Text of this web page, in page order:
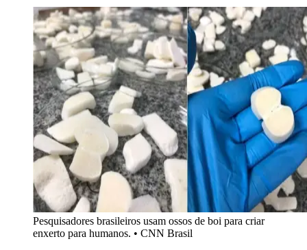
Pesquisadores brasileiros usam ossos de boi para criar
enxerto para humanos. • CNN Brasil